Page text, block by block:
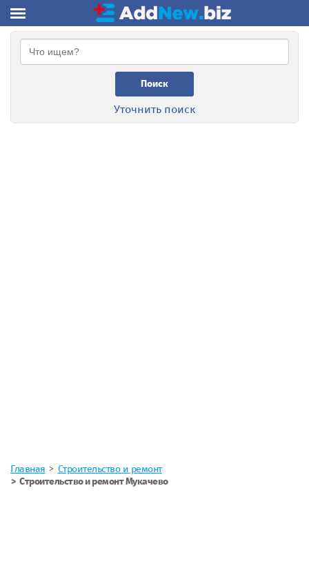
Поиск
Уточнить поиск
Главная
Строительство и ремонт
Строительство и ремонт Мукачево